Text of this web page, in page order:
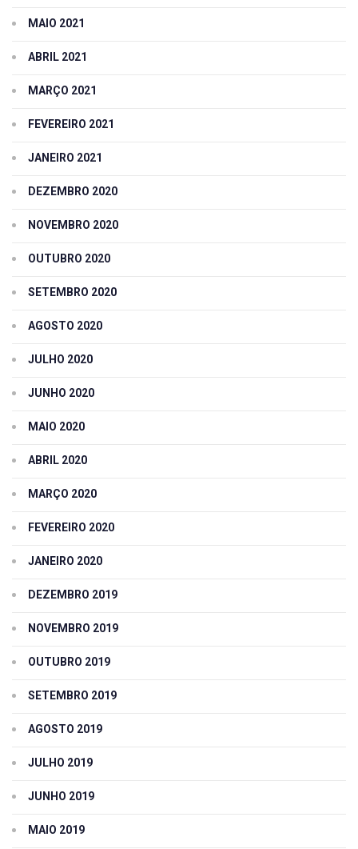
MAIO 2021
ABRIL 2021
MARÇO 2021
FEVEREIRO 2021
JANEIRO 2021
DEZEMBRO 2020
NOVEMBRO 2020
OUTUBRO 2020
SETEMBRO 2020
AGOSTO 2020
JULHO 2020
JUNHO 2020
MAIO 2020
ABRIL 2020
MARÇO 2020
FEVEREIRO 2020
JANEIRO 2020
DEZEMBRO 2019
NOVEMBRO 2019
OUTUBRO 2019
SETEMBRO 2019
AGOSTO 2019
JULHO 2019
JUNHO 2019
MAIO 2019